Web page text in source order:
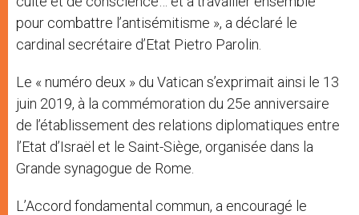
pour combattre l’antisémitisme », a déclaré le
cardinal secrétaire d’Etat Pietro Parolin.
Le « numéro deux » du Vatican s’exprimait ainsi le 13
juin 2019, à la commémoration du 25e anniversaire
de l’établissement des relations diplomatiques entre
l’Etat d’Israël et le Saint-Siège, organisée dans la
Grande synagogue de Rome.
L’Accord fondamental commun, a encouragé le